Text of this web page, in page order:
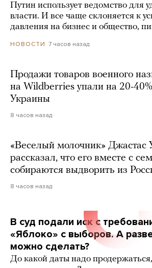
Путин использует ведомство для
власти. И все чаще склоняется к
давления на бизнес и общество,
НОВОСТИ 7 часов назад
Продажи товаров военного
на Wildberries упали на 20-
Украины
8 часов назад
«Веселый молочник» Джастас
рассказал, что его вместе с
собираются выдворить из
8 часов назад
В суд подали иск с
«Яблоко» с выборов. А
можно сделать?
До какой даты надо